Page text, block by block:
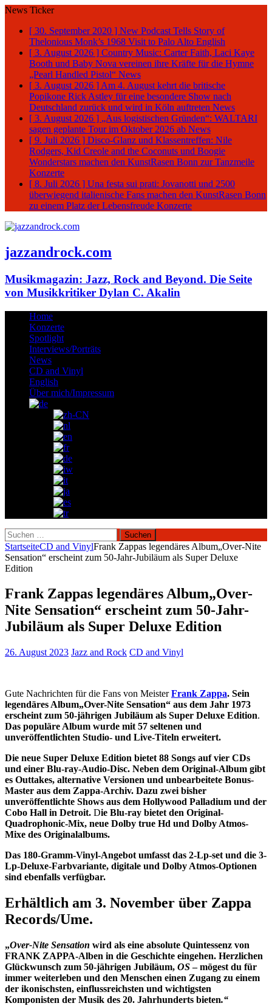
News Ticker
[ 30. September 2020 ] New Podcast Tells Story of
Thelonious Monk’s 1968 Visit to Palo Alto English
[ 3. August 2026 ] Country Music: Carter Faith, Laci Kaye
Booth und Baby Nova vereinen ihre Kräfte für die Hymne
„Pearl Handled Pistol“ News
[ 3. August 2026 ] Am 4. August kehrt die britische
Popikone Rick Astley für eine besondere Show nach
Deutschland zurück und wird in Köln auftreten News
[ 3. August 2026 ] „Aus logistischen Gründen“: WALTARI
sagen geplante Tour im Oktober 2026 ab News
[ 9. Juli 2026 ] Disco-Glanz und Klassentreffen: Nile
Rodgers, Kid Creole and the Coconuts und Boogie
Wonderstars machen den KunstRasen Bonn zur Tanzmeile
Konzerte
[ 8. Juli 2026 ] Una festa sui prati: Jovanotti und 2500
überwiegend italienische Fans machen den KunstRasen Bonn
zu einem Platz der Lebensfreude Konzerte
jazzandrock.com
Musikmagazin: Jazz, Rock and Beyond. Die Seite
von Musikkritiker Dylan C. Akalin
Home
Konzerte
Spotlight
Interviews/Porträts
News
CD and Vinyl
English
Über mich/Impressum
Suchen
nach:
StartseiteCD and VinylFrank Zappas legendäres Album„Over-Nite
Sensation“ erscheint zum 50-Jahr-Jubiläum als Super Deluxe
Edition
Frank Zappas legendäres Album„Over-
Nite Sensation“ erscheint zum 50-Jahr-
Jubiläum als Super Deluxe Edition
26. August 2023 Jazz and Rock CD and Vinyl
Gute Nachrichten für die Fans von MeisterFrank Zappa. Sein
legendäres Album„Over-Nite Sensation“ aus dem Jahr 1973
erscheint zum 50-jährigen Jubiläum als Super Deluxe Edition.
Das populäre Album wurde mit 57 seltenen und
unveröffentlichten Studio- und Live-Titeln erweitert.
Die neue Super Deluxe Edition bietet 88 Songs auf vier CDs
und einer Blu-ray-Audio-Disc. Neben dem Original-Album gibt
es Outtakes, alternative Versionen und unbearbeitete Bonus-
Master aus dem Zappa-Archiv. Dazu zwei bisher
unveröffentlichte Shows aus dem Hollywood Palladium und der
Cobo Hall in Detroit. Die Blu-ray bietet den Original-
Quadrophonic-Mix, neue Dolby true Hd und Dolby Atmos-
Mixe des Originalalbums.
Das 180-Gramm-Vinyl-Angebot umfasst das 2-Lp-set und die 3-
Lp-Deluxe-Farbvariante, digitale und Dolby Atmos-Optionen
sind ebenfalls verfügbar.
Erhältlich am 3. November über Zappa
Records/Ume.
„Over-Nite Sensation wird als eine absolute Quintessenz von
FRANK ZAPPA-Alben in die Geschichte eingehen. Herzlichen
Glückwunsch zum 50-jährigen Jubiläum, OS– mögest du für
immer weiterleben und den Menschen einen Zugang zu einem
der ikonischsten, einflussreichsten und wichtigsten
Komponisten der Musik des 20. Jahrhunderts bieten.“